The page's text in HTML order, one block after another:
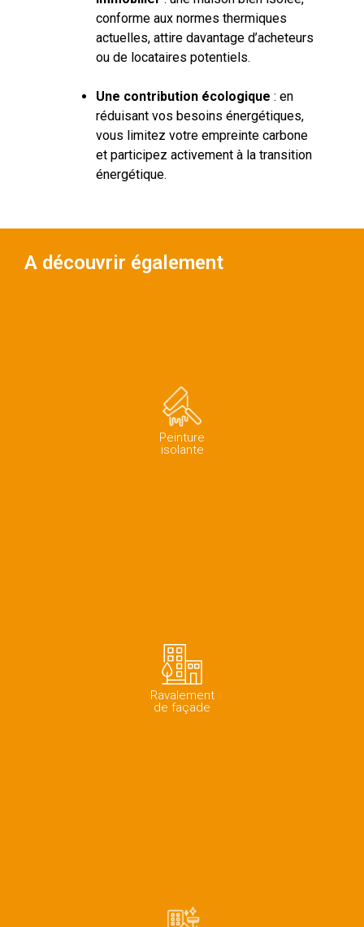
conforme aux normes thermiques
actuelles, attire davantage d’acheteurs
ou de locataires potentiels.
Une contribution écologique : en
réduisant vos besoins énergétiques,
vous limitez votre empreinte carbone
et participez activement à la transition
énergétique.
A découvrir également
Peinture
isolante
Ravalement
de façade